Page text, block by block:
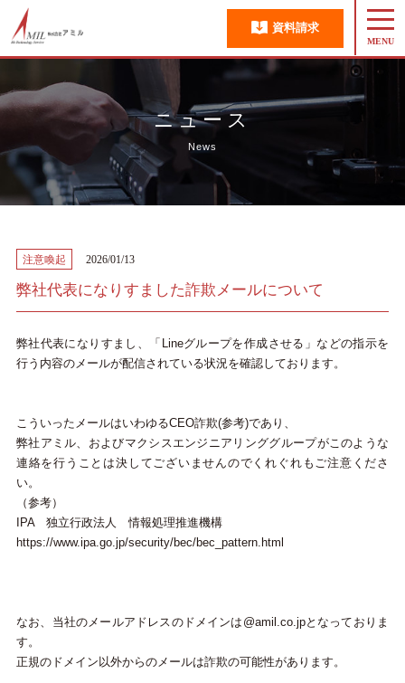
資料請求
ニュース
News
注意喚起 2026/01/13
弊社代表になりすました詐欺メールについて
弊社代表になりすまし、「Lineグループを作成させる」などの指示を
行う内容のメールが配信されている状況を確認しております。
こういったメールはいわゆるCEO詐欺(参考)であり、
弊社アミル、およびマクシスエンジニアリンググループがこのような
連絡を行うことは決してございませんのでくれぐれもご注意くださ
い。
（参考）
IPA 独立行政法人 情報処理推進機構
https://www.ipa.go.jp/security/bec/bec_pattern.html
なお、当社のメールアドレスのドメインは@amil.co.jpとなっておりま
す。
正規のドメイン以外からのメールは詐欺の可能性があります。